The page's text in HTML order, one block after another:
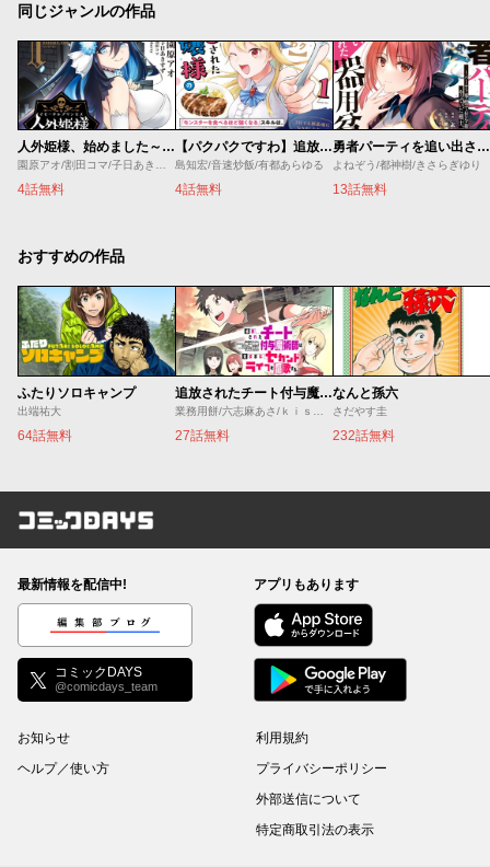
同じジャンルの作品
人外姫様、始めました～Ｆｒｅｅ Ｌｉｆｅ Ｆａｎｔａｓｙ Ｏｎｌｉｎｅ～
園原アオ/割田コマ/子日あきすず/Ｓｈｅｒｒｙ
4話無料
【パクパクですわ】追放されたお嬢様の『モンスターを食べるほど強くなる』スキルは、１食で１レベルアップする前代未聞の最強スキルでした。３日で人類最強になりましたわ～！
島知宏/音速炒飯/有都あらゆる
4話無料
勇者パーティを追い出された器用貧乏 ～パーティ事情で付与術士をやっていた剣士、万能へと至る～
よねぞう/都神樹/きさらぎゆり
13話無料
おすすめの作品
ふたりソロキャンプ
出端祐大
64話無料
追放されたチート付与魔術師は気ままなセカンドライフを謳歌する。 ～俺は武器だけじゃなく、あらゆるものに『強化ポイント』を付与できるし、俺の意思でいつでも効果を解除できるけど、残った人たち大丈夫？～
業務用餅/六志麻あさ/ｋｉｓｕｉ
27話無料
なんと孫六
さだやす圭
232話無料
コミックDAYS
最新情報を配信中!
編集部ブログ
コミックDAYS
@comicdays_team
アプリもあります
お知らせ
ヘルプ／使い方
利用規約
プライバシーポリシー
外部送信について
特定商取引法の表示